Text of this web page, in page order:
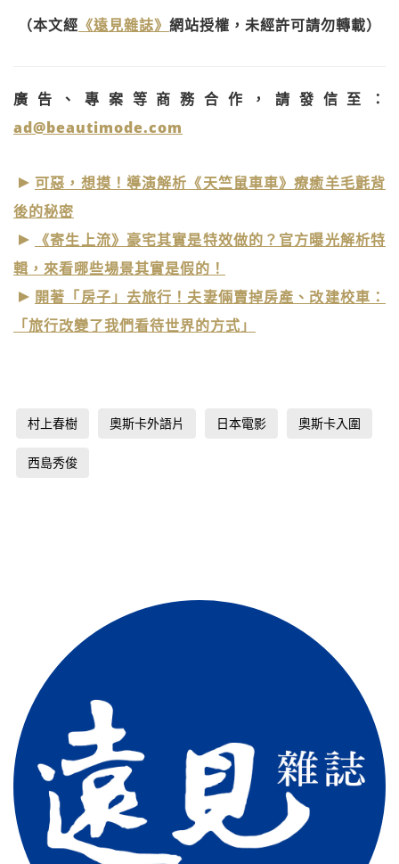
（本文經 《遠見雜誌》 網站授權，未經許可請勿轉載）
廣告、專案等商務合作，請發信至：
ad@beautimode.com
可惡，想摸！導演解析《天竺鼠車車》療癒羊毛氈背
後的秘密
《寄生上流》豪宅其實是特效做的？官方曝光解析特
輯，來看哪些場景其實是假的！
開著「房子」去旅行！夫妻倆賣掉房產、改建校車：
「旅行改變了我們看待世界的方式」
村上春樹 奧斯卡外語片 日本電影 奧斯卡入圍
西島秀俊